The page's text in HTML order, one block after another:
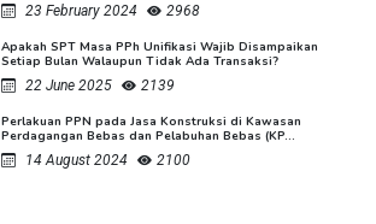
23 February 2024
2968
Apakah SPT Masa PPh Unifikasi Wajib Disampaikan
Setiap Bulan Walaupun Tidak Ada Transaksi?
22 June 2025
2139
Perlakuan PPN pada Jasa Konstruksi di Kawasan
Perdagangan Bebas dan Pelabuhan Bebas (KP...
14 August 2024
2100